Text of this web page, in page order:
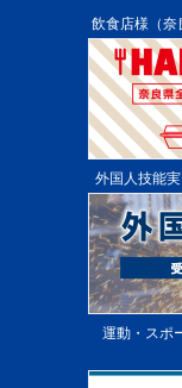
ビスの提供を一
本サービス用設
を得ない場合
本サービス用設
い場合
第一種電気通信
業者の提供する
信サービスの利
その他運用上又
中断が必要と
提供中止に伴う
の請求を免れる
第14条 本サービ
当社は、会員に
ス及び本サービス
ものとします。
飲食店様（
外国人技能
運動・スポ